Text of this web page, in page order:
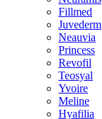
Fillmed
Juvederm
Neauvia
Princess
Revofil
Teosyal
Yvoire
Meline
Hyafilia